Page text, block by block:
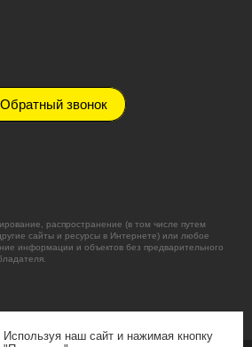
Обратный звонок
распространение (в том числе путем
сайты и ресурсы в Интернете) или любое
информации и объектов без предварительного
Используя наш сайт и нажимая кнопку